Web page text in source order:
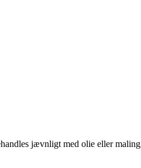
jævnligt med olie eller